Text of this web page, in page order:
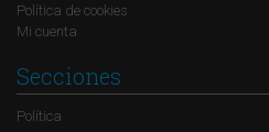
Política de cookies
Mi cuenta
Secciones
Política